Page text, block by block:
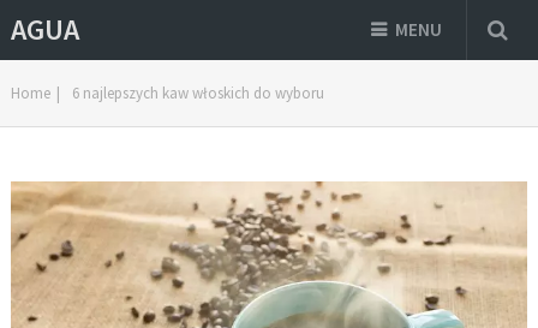
AGUA MENU
Home | 6 najlepszych kaw włoskich do wyboru